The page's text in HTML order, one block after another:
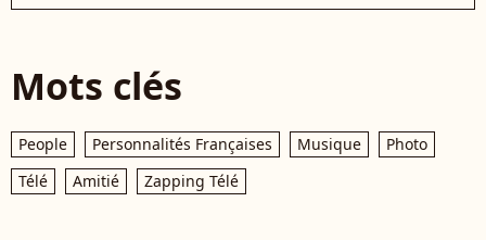
Mots clés
People Personnalités Françaises Musique
Photo
Télé
Amitié Zapping Télé